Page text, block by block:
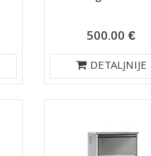
500.00 €
DETALJNIJE